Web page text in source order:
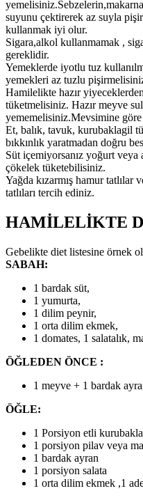
suyunu çektirerek az suyla
kullanmak iyi olur.
Sigara,alkol kullanmamak ,
gereklidir.
Yemeklerde iyotlu tuz
yemekleri az tuzlu
Hamilelikte hazır
tüketmelisiniz. Hazır meyve
yememelisiniz.Mevsimine
Et, balık, tavuk, kurubaklagil
bıkkınlık yaratmadan doğru
Süt içemiyorsanız yoğurt
çökelek tüketebilisiniz.
Yağda kızarmış hamur tatlılar
tatlıları tercih ediniz.
HAMİLELİKTE
Gebelikte diet listesine örnek
SABAH:
1 bardak süt,
1 yumurta,
1 dilim peynir,
1 orta dilim ekmek,
1 domates, 1 salatalık,
ÖĞLEDEN ÖNCE :
1 meyve + 1 bardak
ÖĞLE:
1 Porsiyon etli
1 porsiyon pilav veya
1 bardak ayran
1 porsiyon salata
1 orta dilim ekmek ,1